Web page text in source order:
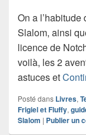
On a
Slalom, ainsi
licence de
voilà, les 2
astuces et
Posté dans Livres,
Frigiel et Fluffy,
Slalom | Publier un